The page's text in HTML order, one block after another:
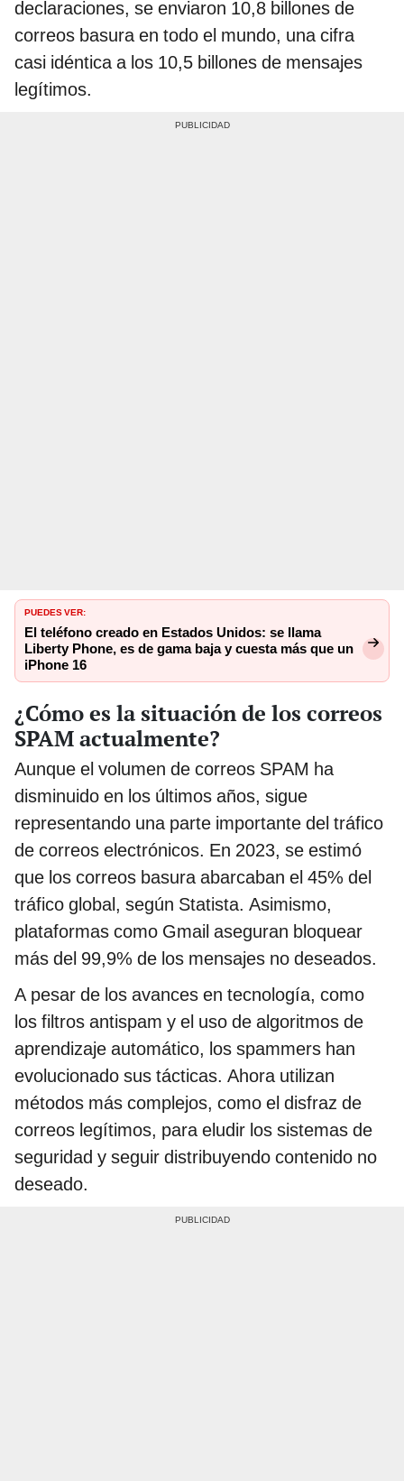
declaraciones, se enviaron 10,8 billones de
correos basura en todo el mundo, una cifra
casi idéntica a los 10,5 billones de mensajes
legítimos.
PUEDES VER:
El teléfono creado en Estados Unidos: se llama
Liberty Phone, es de gama baja y cuesta más que un
iPhone 16
¿Cómo es la situación de los correos
SPAM actualmente?
Aunque el volumen de correos SPAM ha
disminuido en los últimos años, sigue
representando una parte importante del tráfico
de correos electrónicos. En 2023, se estimó
que los correos basura abarcaban el 45% del
tráfico global, según Statista. Asimismo,
plataformas como Gmail aseguran bloquear
más del 99,9% de los mensajes no deseados.
A pesar de los avances en tecnología, como
los filtros antispam y el uso de algoritmos de
aprendizaje automático, los spammers han
evolucionado sus tácticas. Ahora utilizan
métodos más complejos, como el disfraz de
correos legítimos, para eludir los sistemas de
seguridad y seguir distribuyendo contenido no
deseado.